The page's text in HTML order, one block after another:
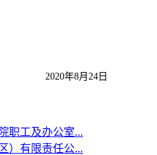
2020年8月 24日
职工及办公室...
）有限责任公...